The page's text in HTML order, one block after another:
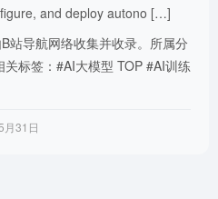
and deploy autono […]
站导航网络收集并收录。所属分
标签：#AI大模型 TOP #AI训练
月31日